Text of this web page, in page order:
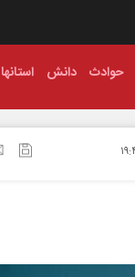
حوادث دانش استانها